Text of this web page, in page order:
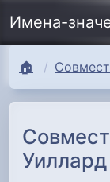
Имена-
🏠